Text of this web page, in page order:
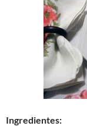
Ingredientes: